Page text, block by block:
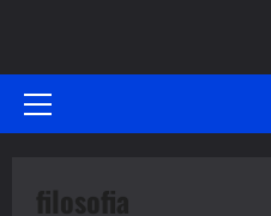
Primary
filosofia